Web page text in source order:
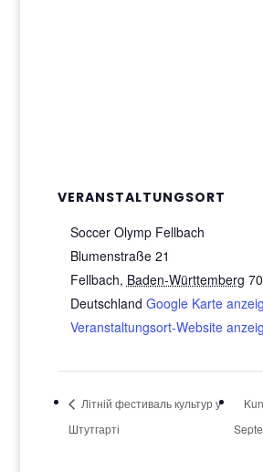
VERANSTALTUNGSORT
Soccer Olymp Fellbach
Blumenstraße 21
Fellbach, Baden-Württemberg
Deutschland Google Karte
Veranstaltungsort-Website
Літній фестиваль культур у
Штутгарті